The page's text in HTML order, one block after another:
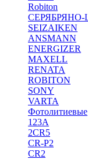
Robiton
SEIZAIKEN
ANSMANN
ENERGIZER
MAXELL
RENATA
ROBITON
SONY
VARTA
Фотолитиевые
123A
2CR5
CR-P2
CR2